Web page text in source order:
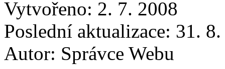
Vytvořeno: 2. 7. 2008
Poslední aktualizace: 31.
Autor: Správce Webu